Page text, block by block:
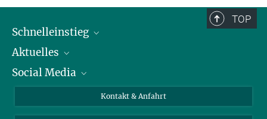
TOP
Schnelleinstieg
Personen
Pressebereich
Aktuelles
Stellenangebote
Social Media
X
Kontakt & Anfahrt